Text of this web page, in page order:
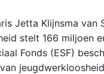
Jetta Klijnsma van
stelt 166 miljoen
Fonds (ESF)